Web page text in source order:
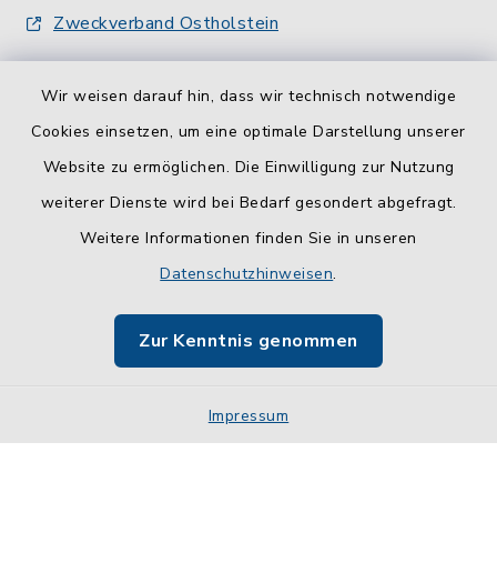
Wir weisen darauf hin, dass wir technisch notwendige
Cookies einsetzen, um eine optimale Darstellung unserer
Website zu ermöglichen. Die Einwilligung zur Nutzung
weiterer Dienste wird bei Bedarf gesondert abgefragt.
Weitere Informationen finden Sie in unseren
Datenschutzhinweisen.
Zur Kenntnis genommen
Impressum
Zweckverband Ostholstein
Barrierefreiheit
Impressum
Sitemap